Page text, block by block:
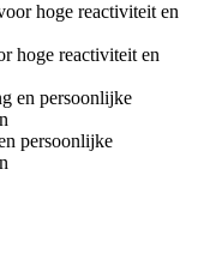
hoge reactiviteit en
persoonlijke